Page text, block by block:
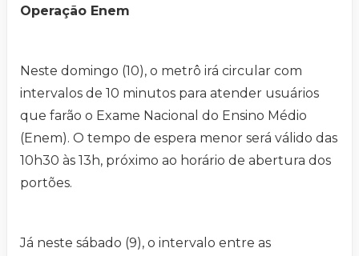
Operação Enem
Neste domingo (10), o metrô irá circular com
intervalos de 10 minutos para atender usuários
que farão o Exame Nacional do Ensino Médio
(Enem). O tempo de espera menor será válido das
10h30 às 13h, próximo ao horário de abertura dos
portões.
Já neste sábado (9), o intervalo entre as